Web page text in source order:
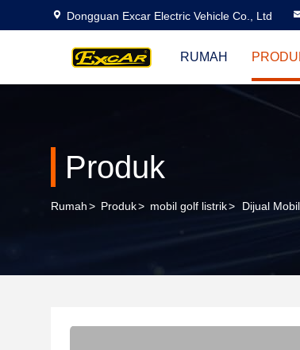
Dongguan Excar Electric Vehicle Co., Ltd
RUMAH
Produk
Rumah> Produk> mobil golf listrik> Dijual